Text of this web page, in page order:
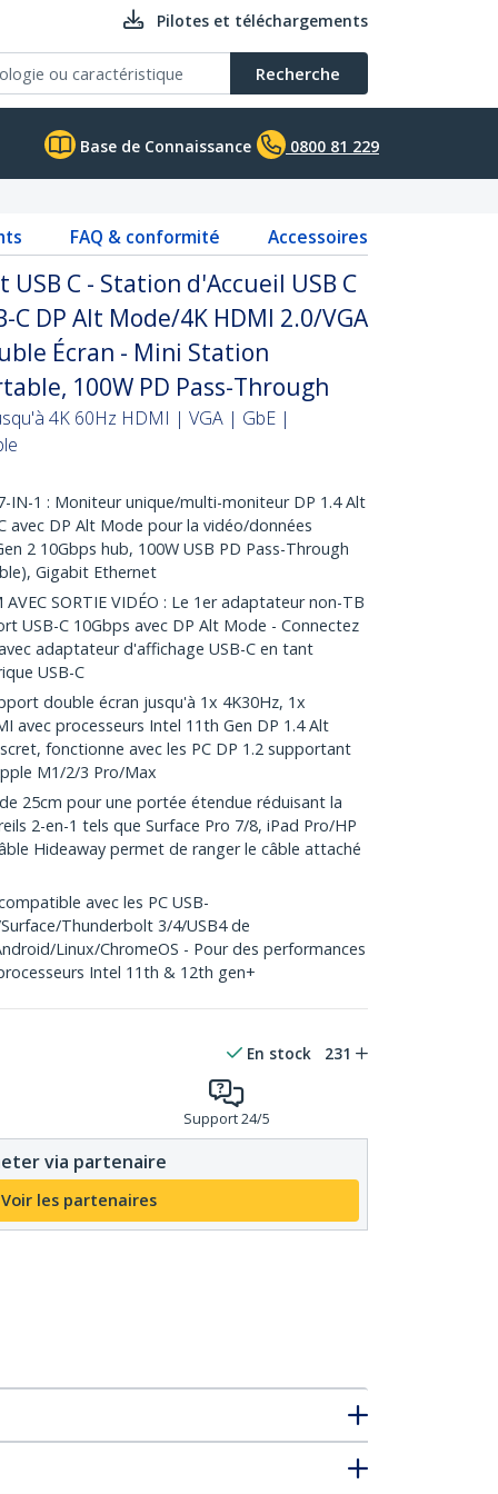
Pilotes et téléchargements
Recherche
Base de Connaissance 0800 81 229
FAQ & conformité Accessoires
C - Station d'Accueil USB C
C DP Alt Mode/4K HDMI 2.0/VGA
Écran - Mini Station
100W PD Pass-Through
4K 60Hz HDMI | VGA | GbE |
IN-1 : Moniteur unique/multi-moniteur DP 1.4 Alt
avec DP Alt Mode pour la vidéo/données
2 10Gbps hub, 100W USB PD Pass-Through
Gigabit Ethernet
AVEC SORTIE VIDÉO : Le 1er adaptateur non-TB
USB-C 10Gbps avec DP Alt Mode - Connectez
adaptateur d'affichage USB-C en tant
USB-C
double écran jusqu'à 1x 4K30Hz, 1x
avec processeurs Intel 11th Gen DP 1.4 Alt
fonctionne avec les PC DP 1.2 supportant
M1/2/3 Pro/Max
de 25cm pour une portée étendue réduisant la
2-en-1 tels que Surface Pro 7/8, iPad Pro/HP
Hideaway permet de ranger le câble attaché
avec les PC USB-
Thunderbolt 3/4/USB4 de
Linux/ChromeOS - Pour des performances
Intel 11th & 12th gen+
En stock 231
Support 24/5
via partenaire
Voir les partenaires